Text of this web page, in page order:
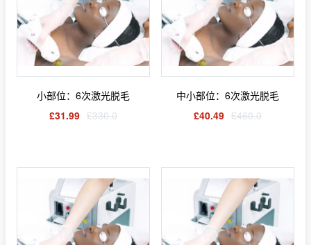
小部位：6次激光脱毛
£31.99 £330.0
中小部位：6次激光脱毛
£40.49 £460.0